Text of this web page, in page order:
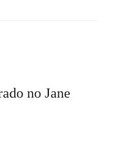
no Jane